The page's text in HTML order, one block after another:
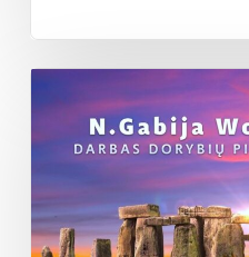
dorybių
piramidėje